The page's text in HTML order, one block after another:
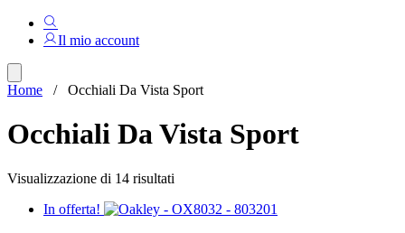
Il mio account
Home / Occhiali Da Vista Sport
Occhiali Da Vista Sport
Visualizzazione di 14 risultati
base
In offerta!